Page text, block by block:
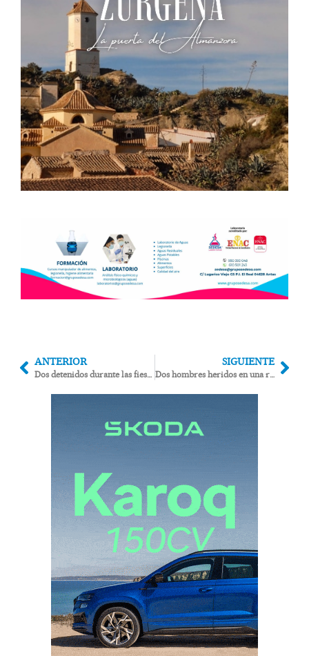
ANTERIOR
Dos detenidos durante las fiestas de la patrona de Vera: uno por tráfico de drogas y otro por desórdenes
SIGUIENTE
Dos hombres heridos en una reyerta en Cuevas del Almanzora